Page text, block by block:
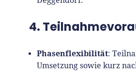
4.
Phasenflexibilität:
Umsetzung sowie kurz